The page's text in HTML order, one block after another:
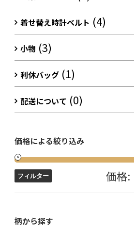
着せ替え時計ベルト (4)
小物 (3)
利休バッグ (1)
配送について (0)
価格による絞り込み
フィルター 価格:
柄から探す